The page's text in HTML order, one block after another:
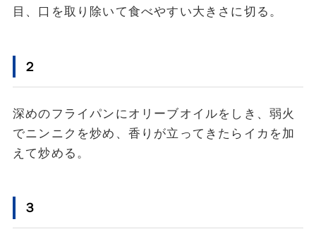
目、口を取り除いて食べやすい大きさに切る。
２
深めのフライパンにオリーブオイルをしき、弱火
でニンニクを炒め、香りが立ってきたらイカを加
えて炒める。
３